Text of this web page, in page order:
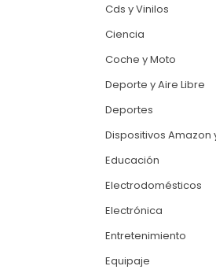
Cds y Vinilos
Ciencia
Coche y Moto
Deporte y Aire Libre
Deportes
Dispositivos Amazon
Educación
Electrodomésticos
Electrónica
Entretenimiento
Equipaje